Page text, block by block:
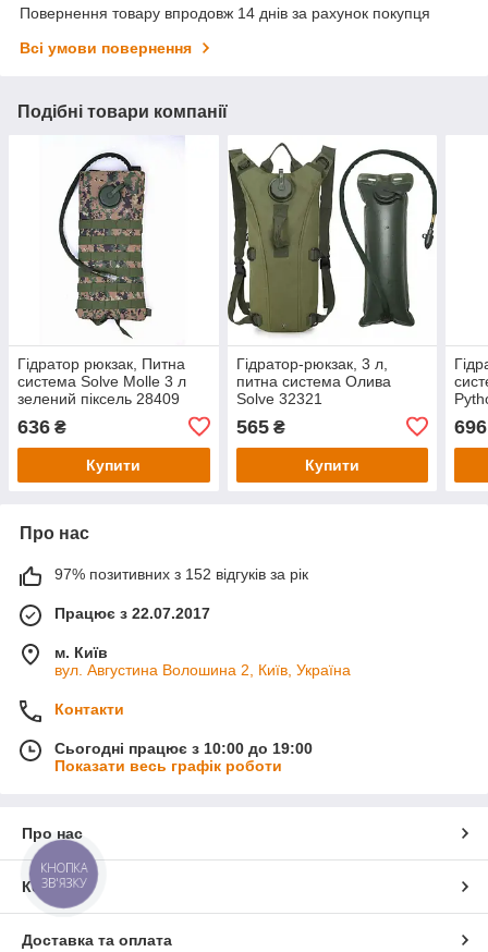
Повернення товару впродовж 14 днів за рахунок покупця
Всі умови повернення
Подібні товари компанії
Гідратор рюкзак, Питна
система Solve Molle 3 л
зелений піксель 28409
636 ₴
Купити
Гідратор-рюкзак, 3 л,
питна система Олива
Solve 32321
565₴
Купити
696
Про нас
97% позитивних з 152 відгуків за рік
Працює з 22.07.2017
м. Київ
вул. Августина Волошина 2, Київ, Україна
Контакти
Сьогодні працює з 10:00 до 19:00
Показати весь графік роботи
Про нас
Контакти
Доставка та оплата
КНОПКА
ЗВ'ЯЗКУ